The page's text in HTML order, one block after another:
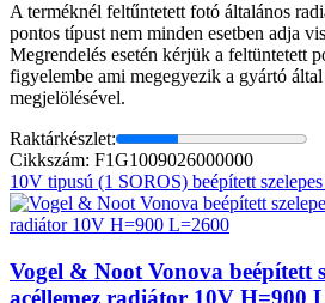
A terméknél feltűntetett fotó általános
pontos típust nem minden esetben adja
Megrendelés esetén kérjük a feltüntetett
figyelembe ami megegyezik a gyártó
megjelölésével.
Raktárkészlet:
Cikkszám: F1G1009026000000
10V tipusú (1 SOROS) beépített
Vogel & Noot Vonova beépített
acéllemez radiátor 10V H=900